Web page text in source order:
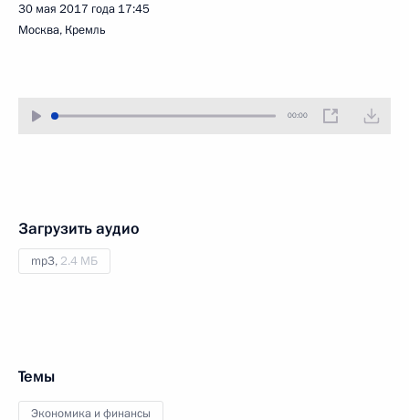
30 мая 2017 года 17:45
Москва, Кремль
00:00
Загрузить аудио
mp3, 2.4 МБ
Темы
Экономика и финансы